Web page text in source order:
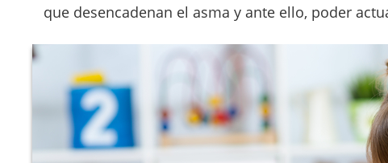
que desencadenan el asma y ante ello, poder